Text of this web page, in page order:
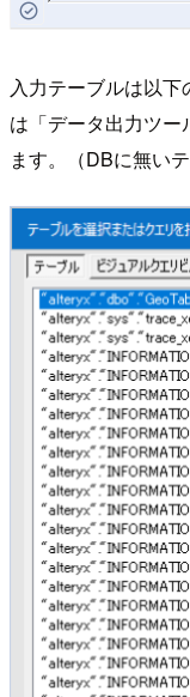
入力テーブルは以
は「データ出力ツ
ます。（DBに無い